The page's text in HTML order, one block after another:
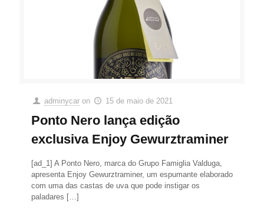
adminycar on 15 de maio de 2021
Ponto Nero lança edição
exclusiva Enjoy Gewurztraminer
[ad_1] A Ponto Nero, marca do Grupo Famiglia Valduga,
apresenta Enjoy Gewurztraminer, um espumante elaborado
com uma das castas de uva que pode instigar os
paladares […]